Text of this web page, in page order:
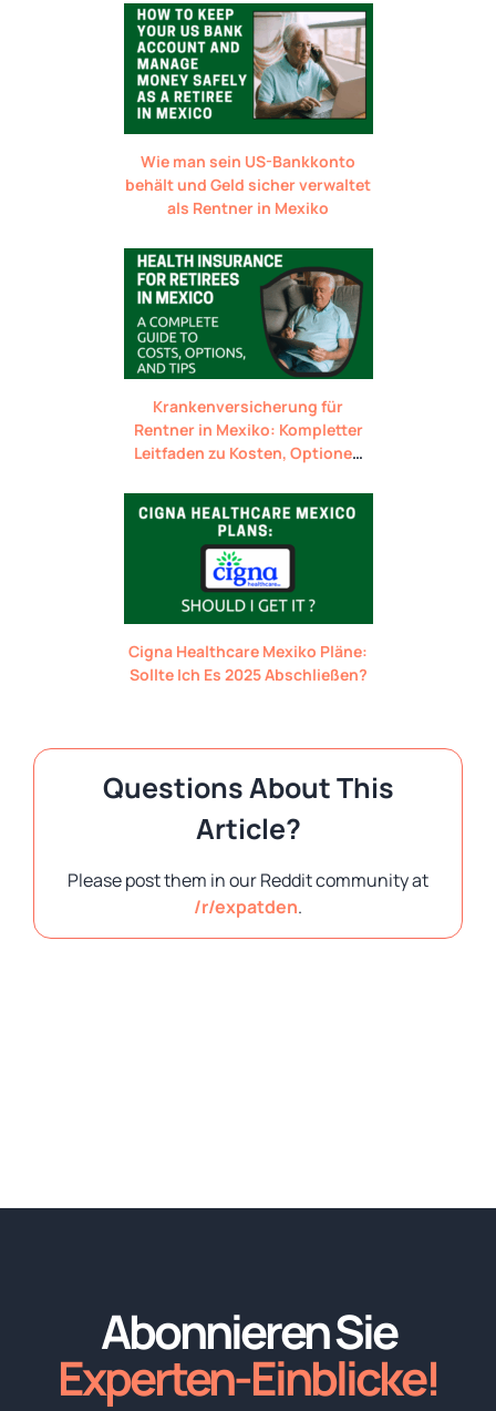
Wie man sein US-Bankkonto
behält und Geld sicher verwaltet
als Rentner in Mexiko
Krankenversicherung für
Rentner in Mexiko: Kompletter
Leitfaden zu Kosten, Optionen
Cigna Healthcare Mexiko Pläne:
Sollte Ich Es 2025 Abschließen?
Questions About This
Article?
Please post them in our Reddit community at
/r/expatden.
Abonnieren Sie
Experten-Einblicke!